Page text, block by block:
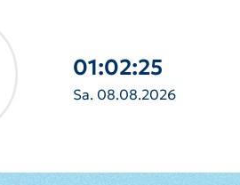
01:02:26
Sa. 08.08.2026